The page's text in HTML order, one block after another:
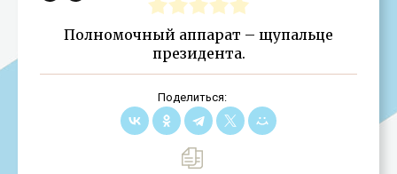
Полномочный аппарат – щупальце
президента.
Поделиться: